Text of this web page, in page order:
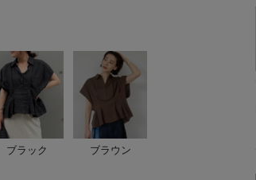
ブラック ブラウン